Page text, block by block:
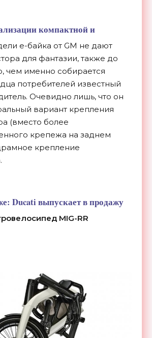
компактной и
е-байка от GM не дают
для фантазии, также до
чем именно собирается
потребителей известный
Очевидно лишь, что он
вариант крепления
(вместо более
крепежа на заднем
крепление
Ducati выпускает в продажу
MIG-RR